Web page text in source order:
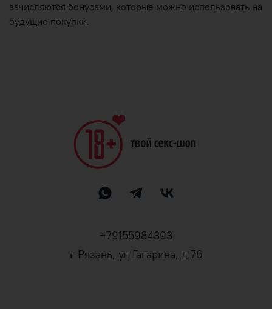
зачисляются бонусами, которые можно использовать на
будущие покупки.
+79155984393
г Рязань, ул Гагарина, д 76